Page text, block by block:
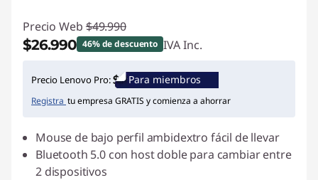
Precio Web $49.990
$26.990 46% de descuento IVA Inc.
Ahorros instantáneos :-$23.000
Precio Lenovo Pro: Para miembros
Registra tu empresa GRATIS y comienza a ahorrar
Mouse de bajo perfil ambidextro fácil de llevar
Bluetooth 5.0 con host doble para cambiar entre
2 dispositivos